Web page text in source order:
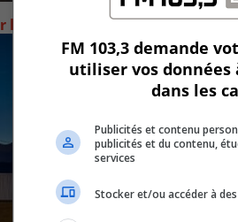
les Cinémas Guzzo
FM 103,3 demande
utiliser vos données
dans les
Publicités et contenu
publicités et du contenu,
services
Stocker et/ou accéder à